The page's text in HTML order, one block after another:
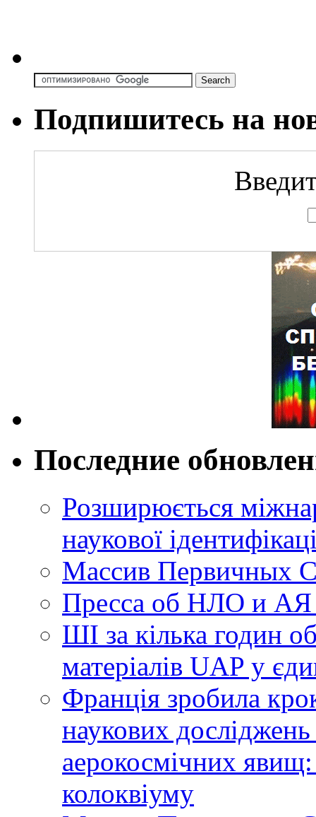
Подпишитесь на
Последние
Розширюється
наукової
Массив Первичных
Пресса об НЛО и
ШІ за кілька годин
матеріалів UAP у
Франція зробила
наукових
аерокосмічних
колоквіуму